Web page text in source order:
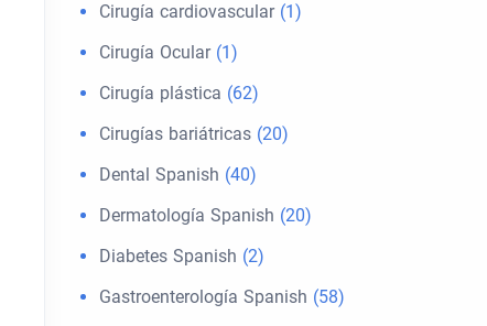
Cirugía cardiovascular(1)
Cirugía Ocular(1)
Cirugía plástica (62)
Cirugías bariátricas (20)
Dental Spanish (40)
Dermatología Spanish (20)
Diabetes Spanish (2)
Gastroenterología Spanish (58)